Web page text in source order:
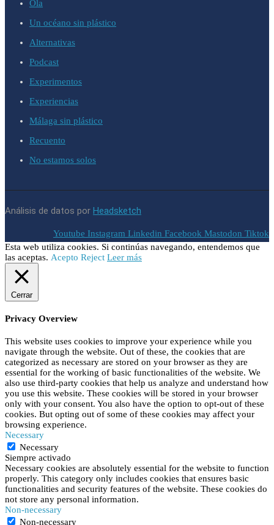
Ola
Un océano sin plástico
Alternativas
Podcast
Experimentos
Experiencias
Málaga sin plástico
Recuento
No estamos solos
Análisis de datos por Headsketch
Youtube Instagram Linkedin Facebook Mastodon Tiktok
Esta web utiliza cookies. Si continúas navegando, entendemos que
las aceptas. Acepto Reject Leer más
Cerrar
Privacy Overview
This website uses cookies to improve your experience while you
navigate through the website. Out of these, the cookies that are
categorized as necessary are stored on your browser as they are
essential for the working of basic functionalities of the website. We
also use third-party cookies that help us analyze and understand how
you use this website. These cookies will be stored in your browser
only with your consent. You also have the option to opt-out of these
cookies. But opting out of some of these cookies may affect your
browsing experience.
Necessary
Necessary
Siempre activado
Necessary cookies are absolutely essential for the website to function
properly. This category only includes cookies that ensures basic
functionalities and security features of the website. These cookies do
not store any personal information.
Non-necessary
Non-necessary